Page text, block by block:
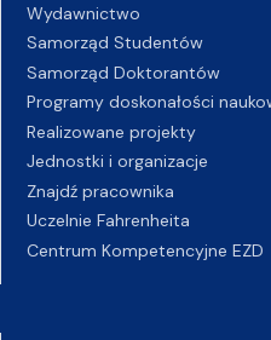
Wydawnictwo
Samorząd Studentów
Samorząd Doktorantów
Programy doskonałości
Realizowane projekty
Jednostki i organizacje
Znajdź pracownika
Uczelnie Fahrenheita
Centrum Kompetencyjne EZD